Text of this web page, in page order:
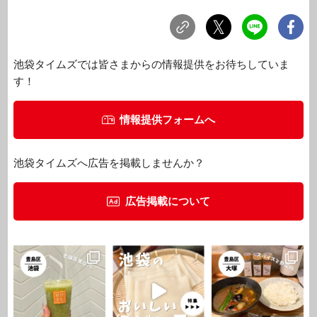
池袋タイムズでは皆さまからの情報提供をお待ちしていま
す！
情報提供フォームへ
池袋タイムズへ広告を掲載しませんか？
広告掲載について